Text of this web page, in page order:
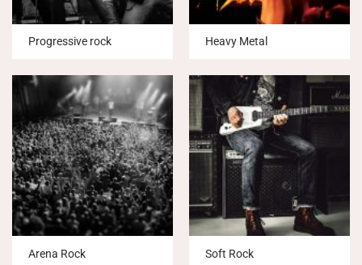
Progressive rock Heavy Metal
Arena Rock Soft Rock